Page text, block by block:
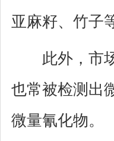
亚麻籽、竹子
此外，市场
也常被检测出
微量氰化物。